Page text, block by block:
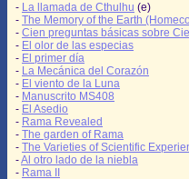
- La llamada de Cthulhu (e)
- The Memory of the Earth
- Cien preguntas básicas sobre
- El olor de las especias
- El primer día
- La Mecánica del Corazón
- El viento de la Luna
- Manuscrito MS408
- El Asedio
- Rama Revealed
- The garden of Rama
- The Varieties of Scientific
-Al otro lado de la niebla
- Rama II